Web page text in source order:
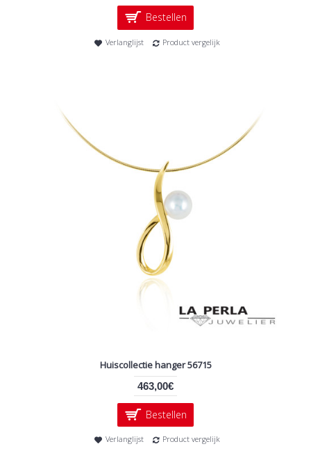
Bestellen
Verlanglijst Product vergelijk
Huiscollectie hanger 56715
463,00€
Bestellen
Verlanglijst Product vergelijk